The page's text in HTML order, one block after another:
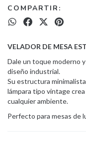
COMPARTIR:
VELADOR DE MESA
Dale un toque moderno
diseño industrial.
Su estructura
lámpara tipo vintage
cualquier ambiente.
Perfecto para mesas de